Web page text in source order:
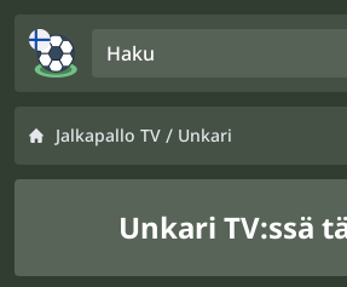
Jalkapallo TV / Unkari
Unkari TV:ssä